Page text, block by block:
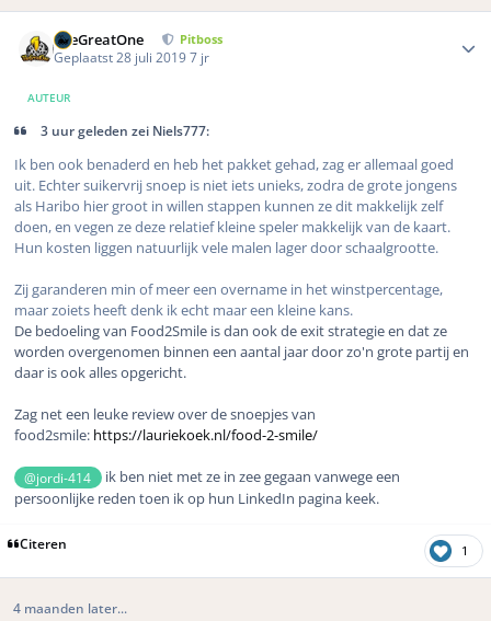
TheGreatOne Pitboss
Geplaatst28 juli 20197 jr
AUTEUR
3 uur geleden zei Niels777:
Ik ben ook benaderd en heb het pakket gehad, zag er allemaal goed
uit. Echter suikervrij snoep is niet iets unieks, zodra de grote jongens
als Haribo hier groot in willen stappen kunnen ze dit makkelijk zelf
doen, en vegen ze deze relatief kleine speler makkelijk van de kaart.
Hun kosten liggen natuurlijk vele malen lager door schaalgrootte.
Zij garanderen min of meer een overname in het winstpercentage,
maar zoiets heeft denk ik echt maar een kleine kans.
De bedoeling van Food2Smile is dan ook de exit strategie en dat ze
worden overgenomen binnen een aantal jaar door zo'n grote partij en
daar is ook alles opgericht.
Zag net een leuke review over de snoepjes van
food2smile: https://lauriekoek.nl/food-2-smile/
@jordi-414
ik ben niet met ze in zee gegaan vanwege een
persoonlijke reden toen ik op hun LinkedIn pagina keek.
Citeren 1
4 maanden later...